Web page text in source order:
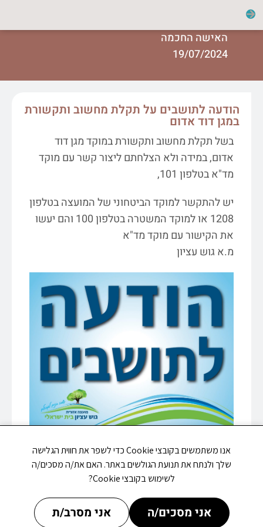
האישה החכמה
19/07/2024
הודעה לתושבים על תקלת מחשוב ותקשורת
במגן דוד אדום
בשל תקלת מחשוב ותקשורת במוקד מגן דוד
אדום, במידה ולא הצלחתם ליצור קשר עם מוקד
מד"א בטלפון 101,
יש להתקשר למוקד הביטחוני של המועצה בטלפון
1208 או למוקד המשטרה בטלפון 100 והם יעשו
את הקישור עם מוקד מד"א
מ.א גוש עציון
אנו משתמשים בקובצי Cookie כדי לשפר את חווית הגלישה
שלך ולנתח את תנועת הגולשים באתר. האם את/ה מסכים/ה
לשימוש בקובצי Cookie?
אני מסכים/ה אני מסרב/ת